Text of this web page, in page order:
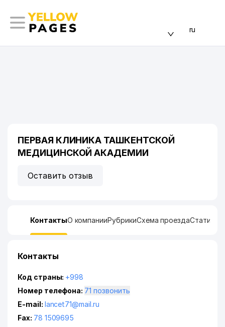
ru
ПЕРВАЯ КЛИНИКА ТАШКЕНТСКОЙ
МЕДИЦИНСКОЙ АКАДЕМИИ
Оставить отзыв
КонтактыО компанииРубрикиСхема проезда
Контакты
Код страны: +998
Номер телефона:
71 позвонить
E-mail: lancet71@mail.ru
Fax: 78 1509695